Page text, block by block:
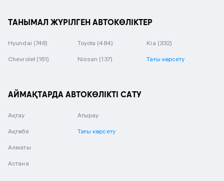
ТАНЫМАЛ ЖҮРІЛГЕН АВТОКӨЛІКТЕР
Hyundai (748) Toyota (484) Kia (332)
Chevrolet (161) Nissan (137) Тағы көрсету
АЙМАҚТАРДА АВТОКӨЛІКТІ САТУ
Ақтау
Ақтөбе
Алматы
Астана
Атырау
Тағы көрсету